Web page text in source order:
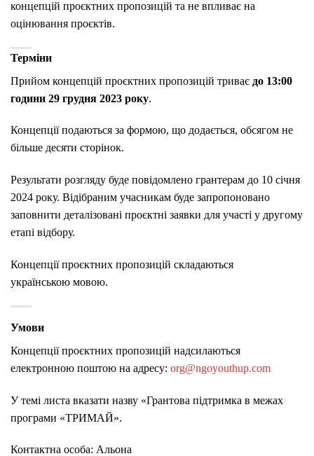
концепцій проєктних пропозицій та не впливає на
оцінювання проєктів.
Терміни
Прийом концепцій проєктних пропозицій триває до 13:00
години 29 грудня 2023 року.
Концепції подаються за формою, що додається, обсягом не
більше десяти сторінок.
Результати розгляду буде повідомлено грантерам до 10 січня
2024 року. Відібраним учасникам буде запропоновано
заповнити деталізовані проєктні заявки для участі у другому
етапі відбору.
Концепції проєктних пропозицій складаються
українською мовою.
Умови
Концепції проєктних пропозицій надсилаються
електронною поштою на адресу: org@ngoyouthup.com
У темі листа вказати назву «Грантова підтримка в межах
програми «ТРИМАЙ».
Контактна особа: Альона